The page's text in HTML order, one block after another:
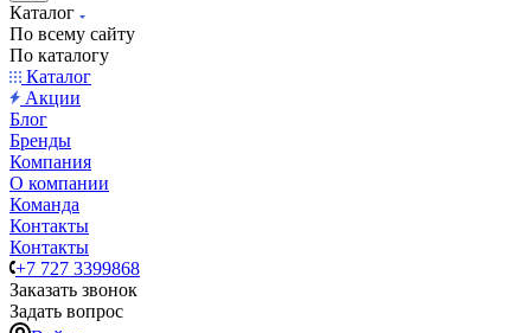
Каталог
По всему сайту
По каталогу
Каталог
Акции
Блог
Бренды
Компания
О компании
Команда
Контакты
Контакты
+7 727 3399868
Заказать звонок
Задать вопрос